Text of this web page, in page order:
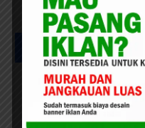
UCAPAN MILAD HPC